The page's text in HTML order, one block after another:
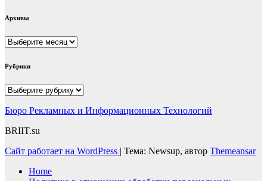
Архивы
Архивы
Рубрики
Рубрики
Бюро Рекламных и Информационных Технологий
BRIIT.su
Сайт работает на WordPress | Тема: Newsup, автор Themeansar
Home